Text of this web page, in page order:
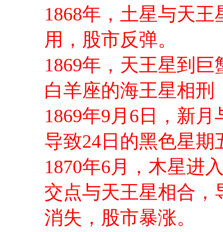
1868年，土星与天
用，股市反弹。
1869年，天王星到
白羊座的海王星相刑
1869年9月6日，新
导致24日的黑色星期
1870年6月，木星进
交点与天王星相合，
消失，股市暴涨。